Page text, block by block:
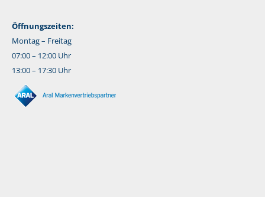
Öffnungszeiten:
Montag – Freitag
07:00 – 12:00 Uhr
13:00 – 17:30 Uhr